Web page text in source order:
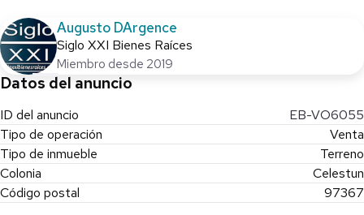
Augusto DArgence
Siglo XXI Bienes Raíces
Miembro desde 2019
Datos del anuncio
ID del anuncio
EB-VO6055
Tipo de operación
Venta
Tipo de inmueble
Terreno
Colonia
Celestun
Código postal
97367